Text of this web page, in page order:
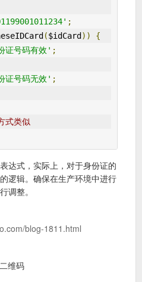
;
($idCard ))
{
证号码有效' ;
证号码无效' ;
式类似
达式，实际上，对于身份证的
逻辑。确保在生产环境中进行
调整。
blog-1811.html
维码